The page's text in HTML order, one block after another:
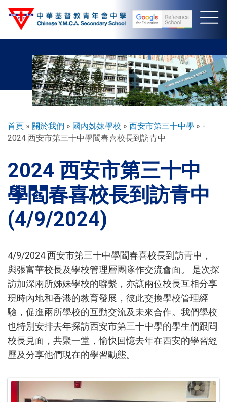
導
航
結
首頁 關於我們 國內姊妹學校 西安市第三十中學
-
2024 西安市第三十中學閻春喜校長到訪青中
2024 西安市第三十中
學閻春喜校長到訪青中
(4/9/2024)
4/9/2024 西安市第三十中學閻春喜校長到訪青中，
與張富華校長及學校管理層團隊作交流會面。 是次探
訪加深兩所姊妹學校的聯繫，亦讓兩位校長互相分享
現時內地和香港的教育發展，彼此交換學校管理經
驗，促進兩所學校的互動交流及未來合作。我們學校
也特別安排去年探訪西安市第三十中學的學生們跟閰
校長見面，共聚一堂，愉快回憶去年在西安的學習經
歷及分享他們現在的學習動態。